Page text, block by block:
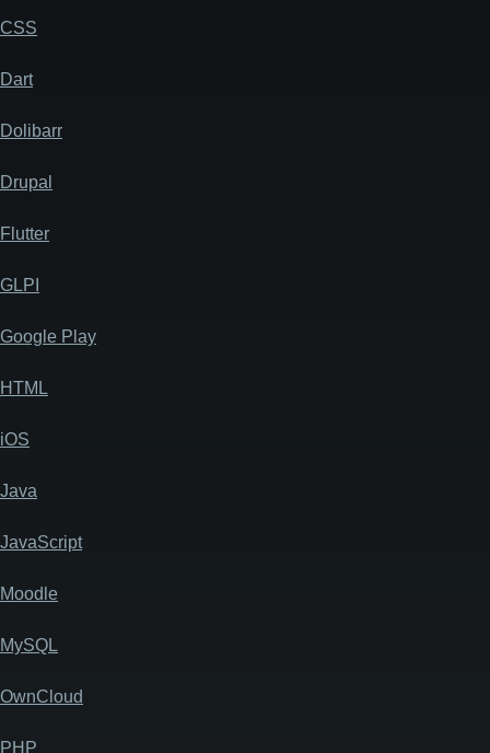
CSS
Dart
Dolibarr
Drupal
Flutter
GLPI
Google Play
HTML
iOS
Java
JavaScript
Moodle
MySQL
OwnCloud
PHP